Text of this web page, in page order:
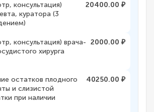
консультация)
куратора (3
20400.00 ₽
консультация) врача-
хирурга
2000.00 ₽
остатков плодного
и слизистой
при наличии
40250.00 ₽